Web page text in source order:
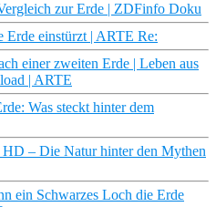
zur Erde | ZDFinfo Doku
einstürzt | ARTE Re:
einer zweiten Erde | Leben aus
| ARTE
Was steckt hinter dem
– Die Natur hinter den Mythen
ein Schwarzes Loch die Erde